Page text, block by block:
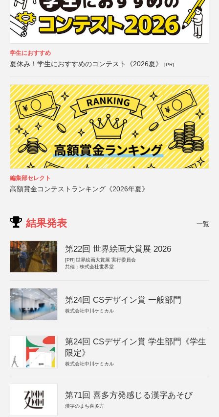
学生におすすめ
夏休み！学生におすすめのコンテスト《2026夏》 [PR]
編集部セレクト
高額賞金コンテストランキング《2026年夏》
結果発表 一覧
第22回 世界絵画大賞展 2026
[PR] 世界絵画大賞展 実行委員会
共催：株式会社世界堂
第24回 CSデザイン賞 一般部門
株式会社中川ケミカル
第24回 CSデザイン賞 学生部門《学生
限定》
株式会社中川ケミカル
第71回 喜多方発感じる漢字あそび
漢字のまち喜多方